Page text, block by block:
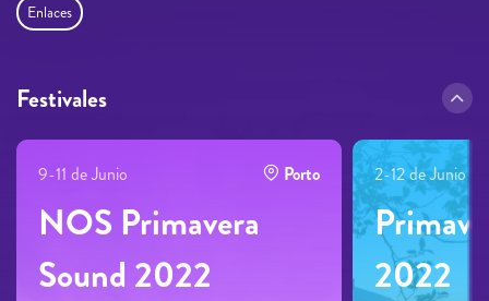
Enlaces
Festivales
9-11 de Junio Porto
NOS Primavera
Sound 2022
2-12 de Junio
2022